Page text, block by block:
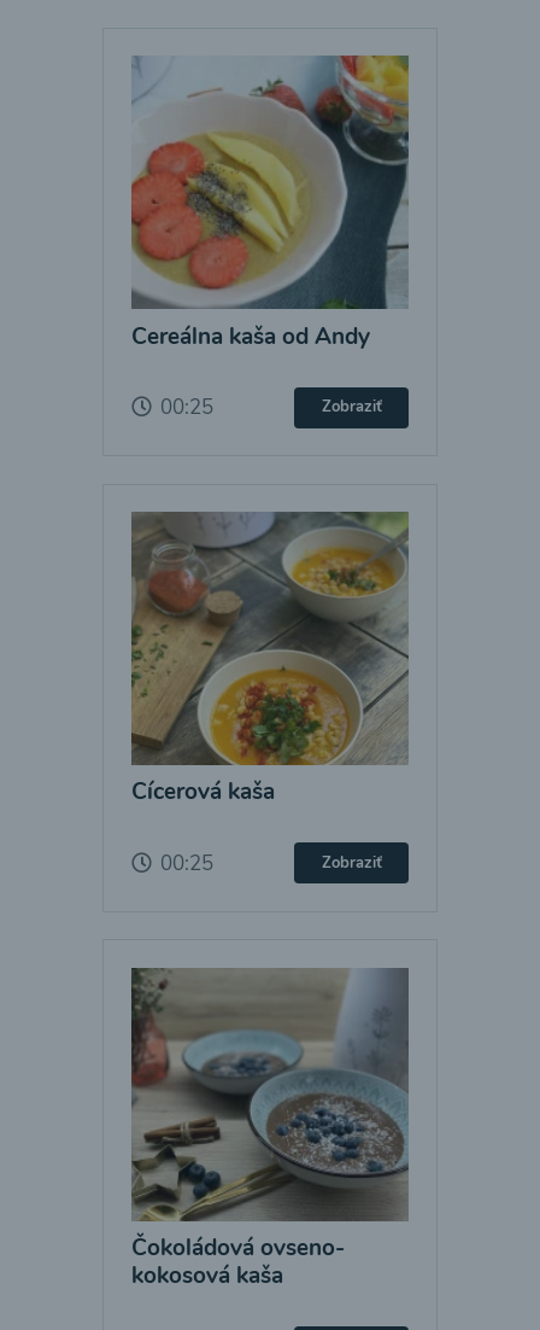
Cereálna kaša od Andy
00:25 Zobraziť
Cícerová kaša
00:25 Zobraziť
Čokoládová ovseno-
kokosová kaša